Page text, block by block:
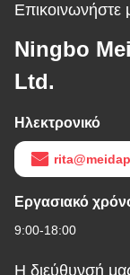
Επικοινωνήστε
Ningbo
Ltd.
Ηλεκτρονικό
Εργασιακό
9:00-18:00
Η διεύθυνσή